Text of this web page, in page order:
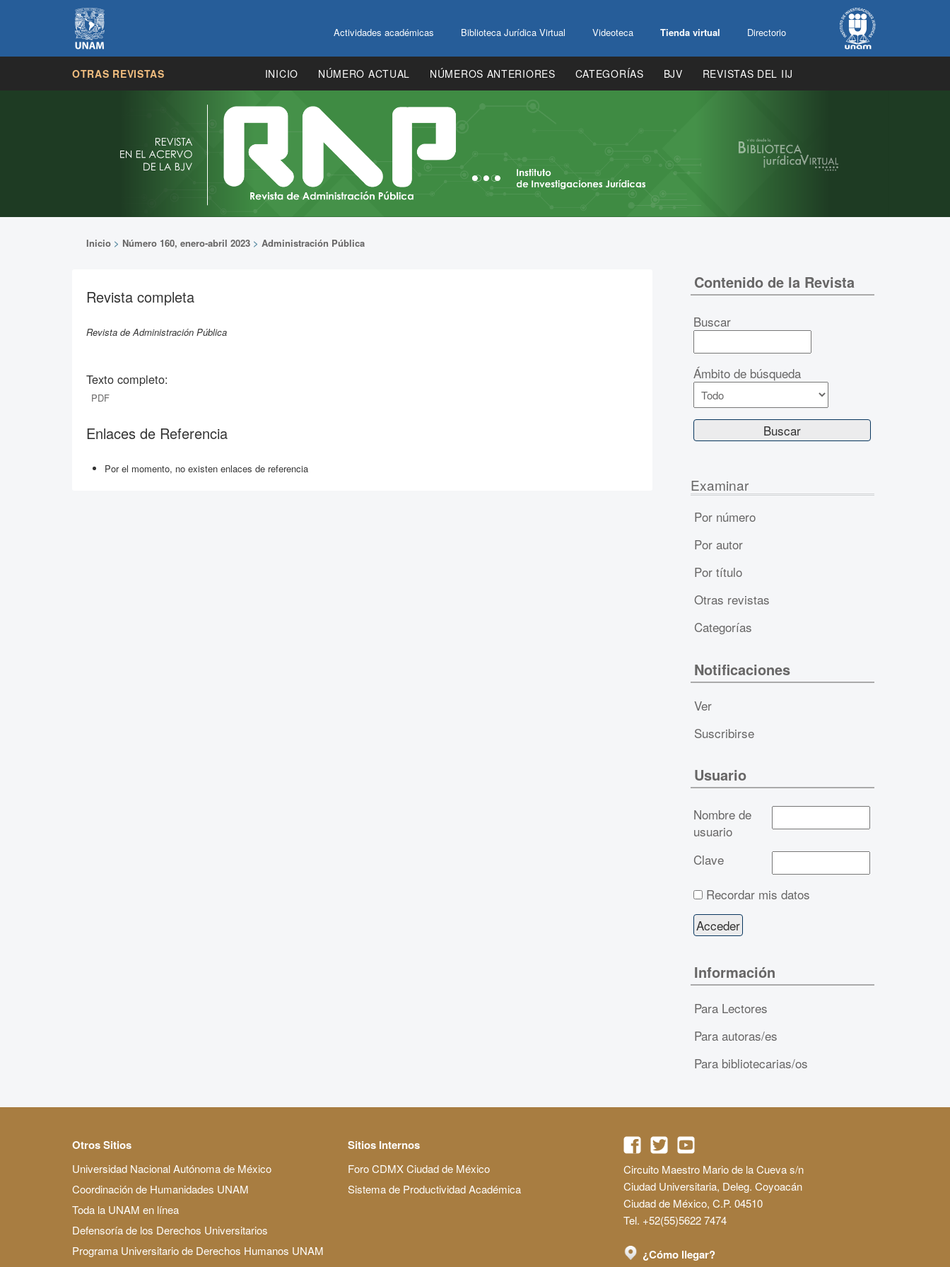
Actividades académicas Biblioteca Jurídica Virtual Videoteca Tienda virtual Directorio
OTRAS REVISTAS INICIO NÚMERO ACTUAL NÚMEROS ANTERIORES CATEGORÍAS BJV REVISTAS DEL IIJ
Inicio > Número 160, enero-abril 2023 > Administración Pública
Revista completa
Revista de Administración Pública
Texto completo:
PDF
Enlaces de Referencia
Por el momento, no existen enlaces de referencia
Contenido de la Revista
Buscar
Ámbito de búsqueda
Examinar
Por número
Por autor
Por título
Otras revistas
Categorías
Notificaciones
Ver
Suscribirse
Usuario
Nombre de
usuario
Clave
Recordar mis datos
Información
Para Lectores
Para autoras/es
Para bibliotecarias/os
Otros Sitios
Universidad Nacional Autónoma de México
Coordinación de Humanidades UNAM
Toda la UNAM en línea
Defensoría de los Derechos Universitarios
Programa Universitario de Derechos Humanos UNAM
Sitios Internos
Foro CDMX Ciudad de México
Sistema de Productividad Académica
Circuito Maestro Mario de la Cueva s/n
Ciudad Universitaria, Deleg. Coyoacán
Ciudad de México, C.P. 04510
Tel. +52(55)5622 7474
¿Cómo llegar?